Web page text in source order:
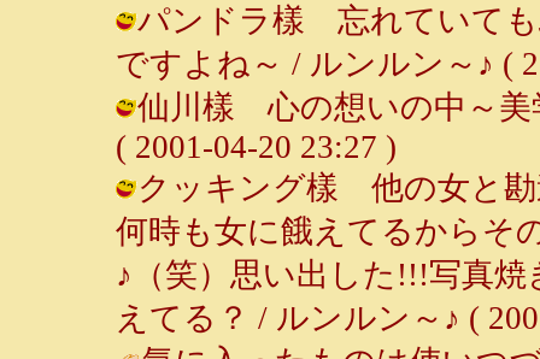
パンドラ樣 忘れていて
ですよね～ / ルンルン～♪ (
仙川樣 心の想いの中～美
( 2001-04-20 23:27 )
クッキング樣 他の女と
何時も女に餓えてるからそ
♪（笑）思い出した!!!写真
えてる？ / ルンルン～♪ (